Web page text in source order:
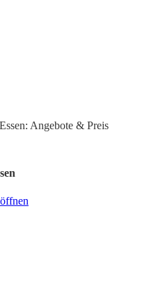
Angebote & Preis